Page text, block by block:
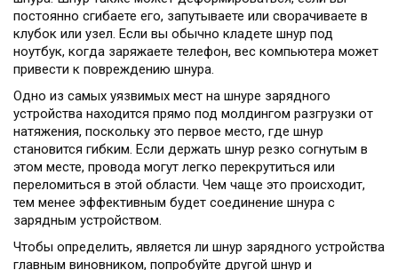
постоянно сгибаете его, запутываете или сворачиваете в
клубок или узел. Если вы обычно кладете шнур под
ноутбук, когда заряжаете телефон, вес компьютера может
привести к повреждению шнура.
Одно из самых уязвимых мест на шнуре зарядного
устройства находится прямо под молдингом разгрузки от
натяжения, поскольку это первое место, где шнур
становится гибким. Если держать шнур резко согнутым в
этом месте, провода могут легко перекрутиться или
переломиться в этой области. Чем чаще это происходит,
тем менее эффективным будет соединение шнура с
зарядным устройством.
Чтобы определить, является ли шнур зарядного устройства
главным виновником, попробуйте другой шнур и